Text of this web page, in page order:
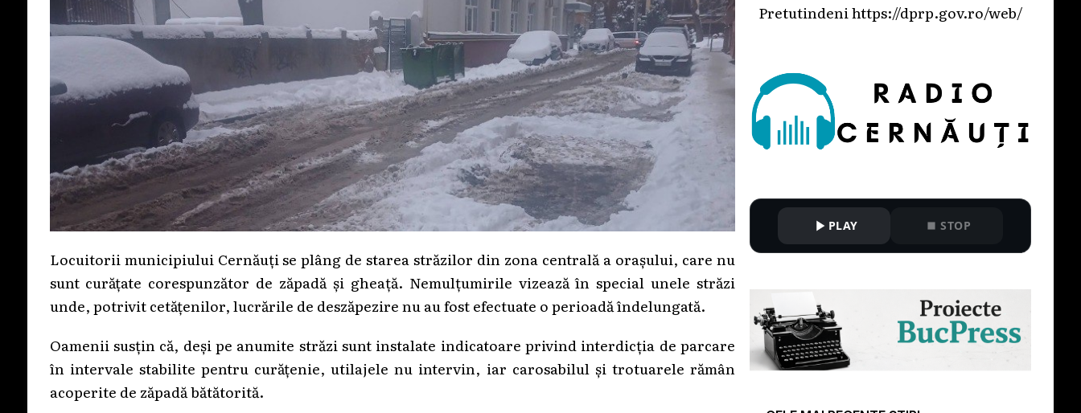
Locuitorii municipiului Cernăuți se plâng de starea străzilor din zona centrală a orașului, care nu
sunt curățate corespunzător de zăpadă și gheață. Nemulțumirile vizează în special unele străzi
unde, potrivit cetățenilor, lucrările de deszăpezire nu au fost efectuate o perioadă îndelungată.
Oamenii susțin că, deși pe anumite străzi sunt instalate indicatoare privind interdicția de parcare
în intervale stabilite pentru curățenie, utilajele nu intervin, iar carosabilul și trotuarele rămân
acoperite de zăpadă bătătorită.
Pretutindenihttps://dprp.gov.ro/web/
PLAY STOP